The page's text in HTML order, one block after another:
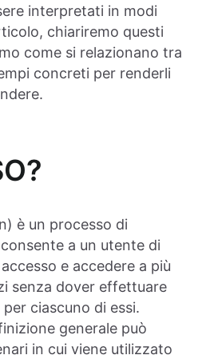
interpretati in modi
chiariremo questi
come si relazionano tra
concreti per renderli
è un processo di
a un utente di
e accedere a più
senza dover effettuare
ciascuno di essi.
generale può
in cui viene utilizzato